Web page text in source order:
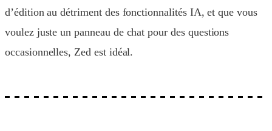
d’édition au détriment des fonctionnalités IA, et que vous
voulez juste un panneau de chat pour des questions
occasionnelles, Zed est idéal.